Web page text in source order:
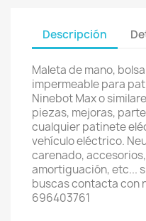
Descripción
Maleta de mano,
impermeable para
Ninebot Max o
piezas, mejoras,
cualquier patinete
vehículo eléctrico.
carenado,
amortiguación, etc...
buscas contacta con
696403761